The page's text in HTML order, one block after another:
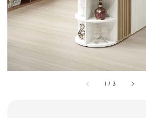
1 / 3